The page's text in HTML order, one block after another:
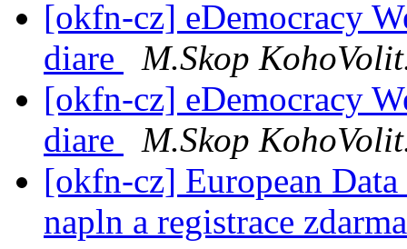
[okfn-cz] eDemocracy
diare
M.Skop
[okfn-cz] eDemocracy
diare
M.Skop
[okfn-cz] European
napln a registrace